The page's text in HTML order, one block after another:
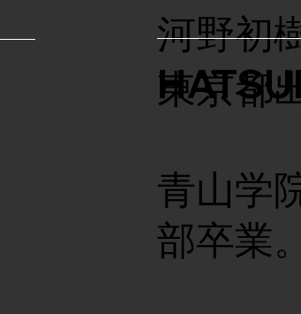
東京都
青山学
部卒業
河野初